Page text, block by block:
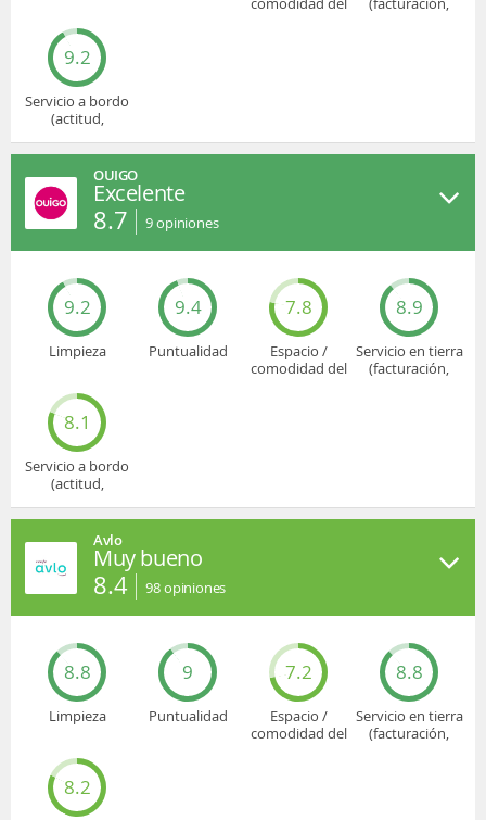
9.2
Servicio a bordo
(actitud,
OUIGO
Excelente
8.7 9opiniones
9.2
Limpieza
9.4
Puntualidad
7.8
Espacio /
comodidad del
8.9
Servicio en tierra
(facturación,
8.1
Servicio a bordo
(actitud,
Avlo
Muy bueno
8.4 98opiniones
8.8
Limpieza
9
Puntualidad
7.2
Espacio /
comodidad del
8.8
Servicio en tierra
(facturación,
8.2